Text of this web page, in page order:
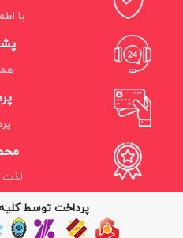
با
پرداخت توسط